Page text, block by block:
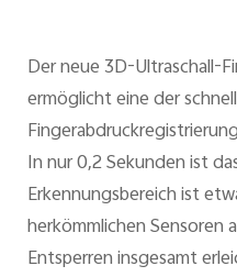
Der neue 3D-Ultraschall-
ermöglicht eine der
In nur 0,2 Sekunden ist
Erkennungsbereich ist
herkömmlichen Sensoren
Entsperren insgesamt